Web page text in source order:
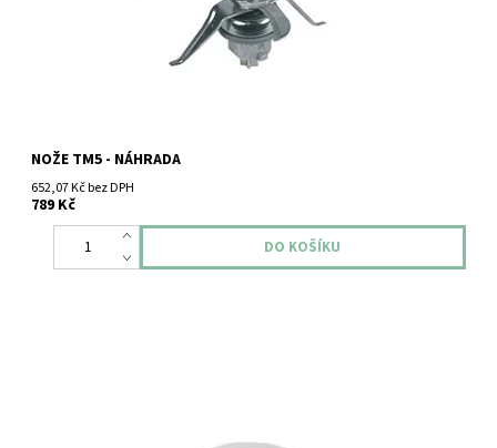
NOŽE TM5 - NÁHRADA
652,07 Kč bez DPH
789 Kč